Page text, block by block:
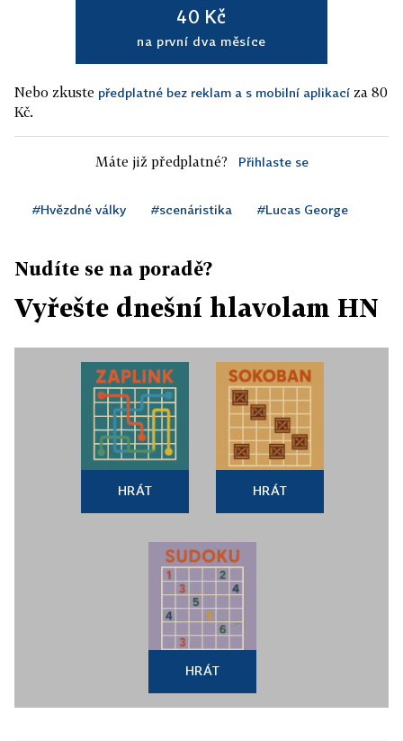
40 Kč
na první dva měsíce
Nebo zkuste předplatné bez reklam a s mobilní aplikací za 80
Kč.
Máte již předplatné? Přihlaste se
#Hvězdné války #scenáristika #Lucas George
Nudíte se na poradě?
Vyřešte dnešní hlavolam HN
HRÁT HRÁT
HRÁT